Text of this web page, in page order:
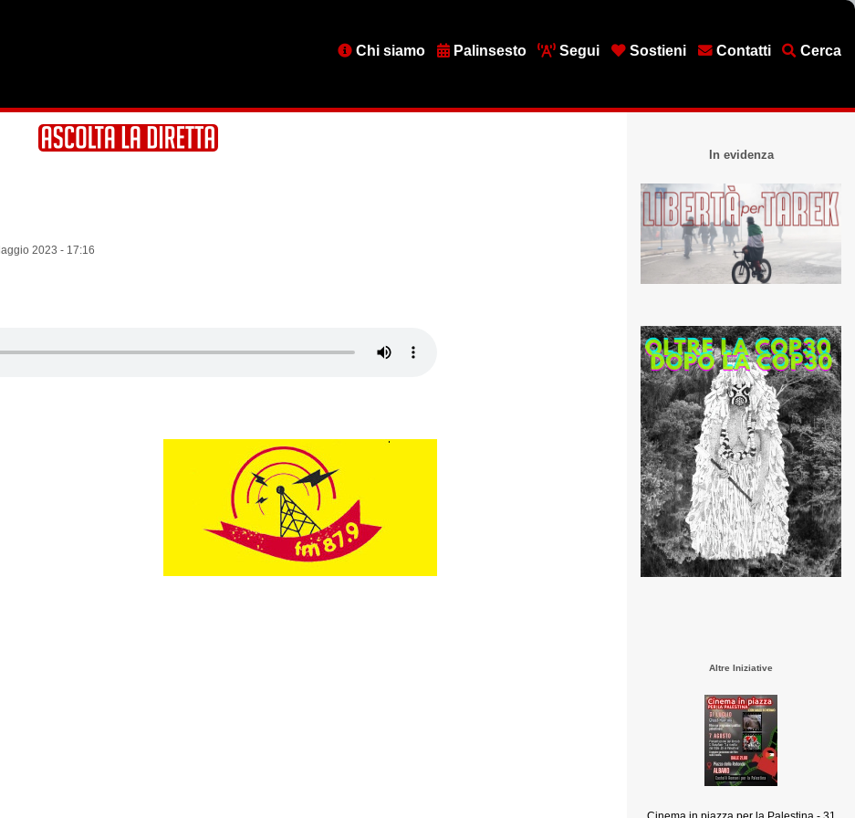
MenuChi siamo Palinsesto Segui Sostieni Contatti Cerca
2023 - 17:16
In evidenza
Altre Iniziative